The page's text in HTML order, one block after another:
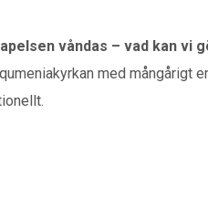
våndas – vad kan vi
med mångårigt